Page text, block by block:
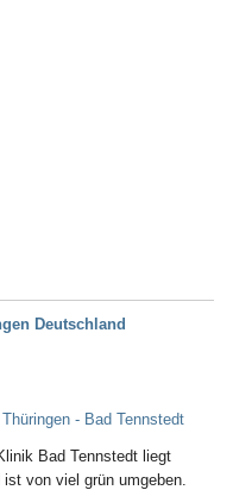
Deutschland
- Bad Tennstedt
Bad Tennstedt liegt
von viel grün umgeben.